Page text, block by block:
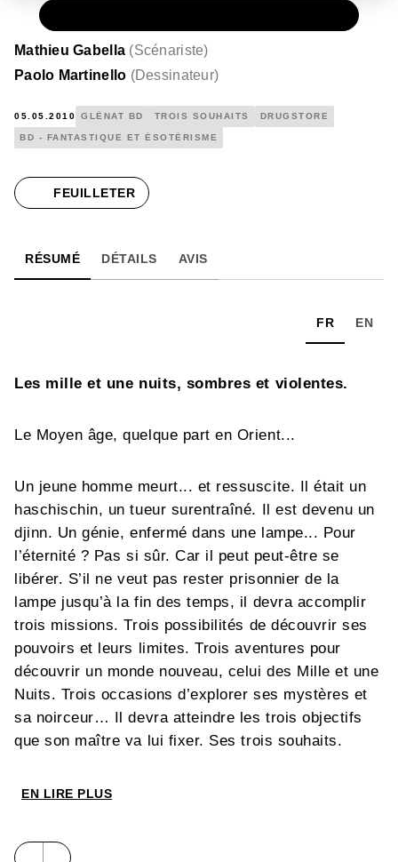
Mathieu Gabella (Scénariste)
Paolo Martinello (Dessinateur)
05.05.2010 GLÉNAT BD TROIS SOUHAITS DRUGSTORE
BD - FANTASTIQUE ET ÉSOTÉRISME
FEUILLETER
RÉSUMÉ DÉTAILS AVIS
FR EN
Les mille et une nuits, sombres et violentes.
Le Moyen âge, quelque part en Orient...
Un jeune homme meurt... et ressuscite. Il était un
haschischin, un tueur surentraîné. Il est devenu un
djinn. Un génie, enfermé dans une lampe... Pour
l’éternité ? Pas si sûr. Car il peut peut-être se
libérer. S’il ne veut pas rester prisonnier de la
lampe jusqu’à la fin des temps, il devra accomplir
trois missions. Trois possibilités de découvrir ses
pouvoirs et leurs limites. Trois aventures pour
découvrir un monde nouveau, celui des Mille et une
Nuits. Trois occasions d’explorer ses mystères et
sa noirceur… Il devra atteindre les trois objectifs
que son maître va lui fixer. Ses trois souhaits.
Une nouvelle approche de l’univers des
de jeux vidéo.
EN LIRE PLUS